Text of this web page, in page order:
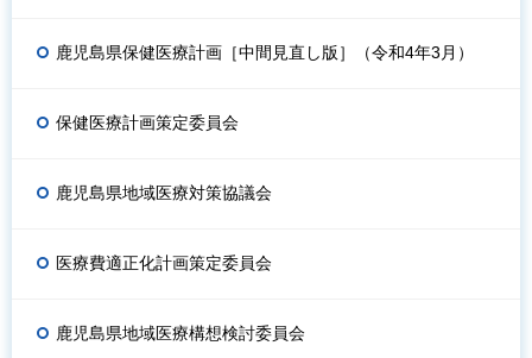
鹿児島県保健医療計画［中間見直し版］（令和4年3月）
保健医療計画策定委員会
鹿児島県地域医療対策協議会
医療費適正化計画策定委員会
鹿児島県地域医療構想検討委員会